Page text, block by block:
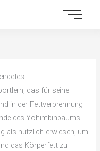
das für seine
in der Fettverbrennung
des Yohimbinbaums
als nützlich erwiesen, um
das Körperfett zu